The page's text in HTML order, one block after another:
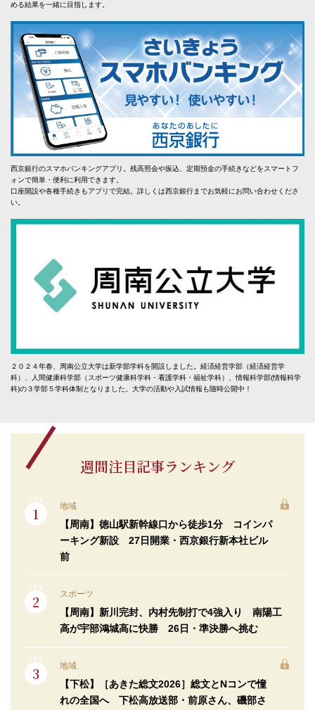
める結果を一緒に目指します。
西京銀行のスマホバンキングアプリ。残高照会や振込、定期預金の手続きなどをスマートフ
ォンで簡単・便利に利用できます。
口座開設や各種手続きもアプリで完結。詳しくは西京銀行までお気軽にお問い合わせくださ
い。
２０２４年春、周南公立大学は新学部学科を開設しました。経済経営学部（経済経営学
科）、人間健康科学部（スポーツ健康科学科・看護学科・福祉学科）、情報科学部(情報科学
科)の３学部５学科体制となりました。大学の活動や入試情報も随時公開中！
週間注目記事ランキング
地域
【周南】徳山駅新幹線口から徒歩1分 コインパ
ーキング新設 27日開業・西京銀行新本社ビル
前
スポーツ
【周南】新川完封、内村先制打で4強入り 南陽工
高が宇部鴻城高に快勝 26日・準決勝へ挑む
地域
【下松】［あきた総文2026］総文とNコンで憧
れの全国へ 下松高放送部・前原さん、磯部さ